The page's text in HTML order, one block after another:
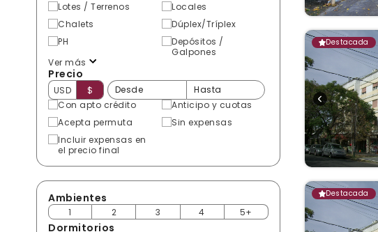
Lotes / Terrenos
Locales
Chalets
Dúplex/Tríplex
PH
Depósitos /
Galpones
Ver más
Precio
USD
$
Con apto crédito
Anticipo y cuotas
Acepta permuta
Sin expensas
Incluir expensas en
el precio final
Ambientes
1 2 3 4 5+
Dormitorios
Destacada
Destacada